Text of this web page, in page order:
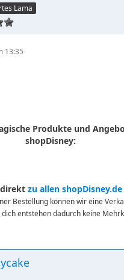
Lama
13:35
Produkte und
shopDisney:
zu allen
Bestellung können wir eine
entstehen dadurch keine